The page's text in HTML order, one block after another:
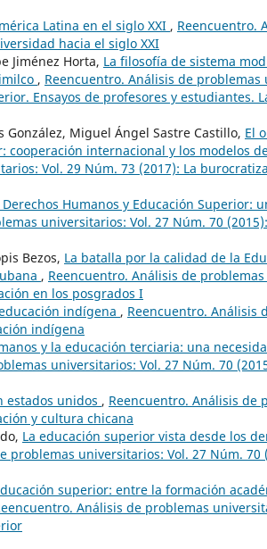
Latina en el siglo XXI , Reencuentro.
hacia el siglo XXI
Jiménez Horta, La filosofía de sistema
, Reencuentro. Análisis de
Ensayos de profesores y estudiantes.
Miguel Ángel Sastre Castillo, El
cooperación internacional y los modelos
Vol. 29 Núm. 73 (2017): La
Humanos y Educación Superior:
universitarios: Vol. 27 Núm. 70
Bezos, La batalla por la calidad de la
, Reencuentro. Análisis de
en los posgrados I
indígena , Reencuentro. Análisis
indígena
y la educación terciaria: una
universitarios: Vol. 27 Núm. 70
estados unidos , Reencuentro. Análisis de
y cultura chicana
La educación superior vista desde los
problemas universitarios: Vol. 27 Núm. 70
superior: entre la formación
Análisis de problemas